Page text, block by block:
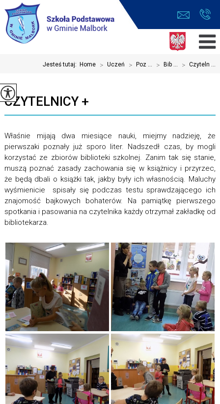
Jesteś tutaj: Home > Uczeń > Poz ... > Bib ... > Czyteln ...
CZYTELNICY +
Właśnie mijają dwa miesiące nauki, miejmy nadzieję, że
pierwszaki poznały już sporo liter. Nadszedł czas, by mogli
korzystać ze zbiorów biblioteki szkolnej. Zanim tak się stanie,
muszą poznać zasady zachowania się w książnicy i przyrzec,
że będą dbali o książki tak, jakby były ich własnością. Maluchy
wyśmienicie spisały się podczas testu sprawdzającego ich
znajomość bajkowych bohaterów. Na pamiątkę pierwszego
spotkania i pasowania na czytelnika każdy otrzymał zakładkę od
bibliotekarza.